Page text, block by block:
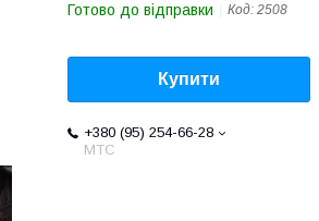
Готово до відправки Код: 2508
Купити
+380 (95) 254-66-28
МТС